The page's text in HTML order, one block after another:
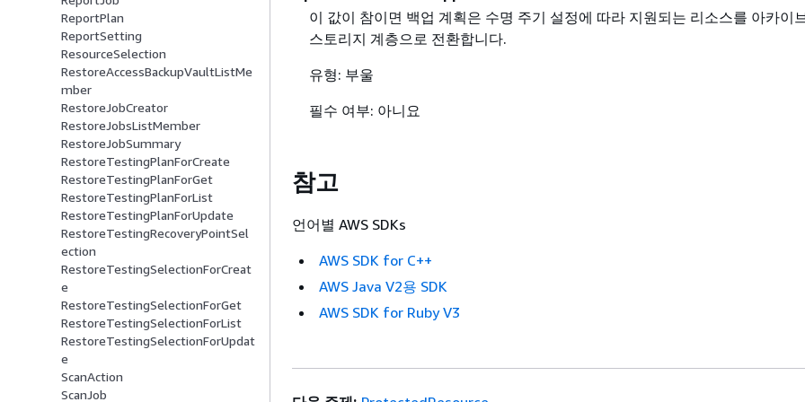
ReportPlan
ReportSetting
ResourceSelection
RestoreAccessBackupVaultListMe
mber
RestoreJobCreator
RestoreJobsListMember
RestoreJobSummary
RestoreTestingPlanForCreate
RestoreTestingPlanForGet
RestoreTestingPlanForList
RestoreTestingPlanForUpdate
RestoreTestingRecoveryPointSel
ection
RestoreTestingSelectionForCreat
e
RestoreTestingSelectionForGet
RestoreTestingSelectionForList
RestoreTestingSelectionForUpdat
e
ScanAction
ScanJob
이 값이 참이면 백업 계획은 수명 주기 설정에 따라 지원되는 리소스를 아카이
스토리지 계층으로 전환합니다.
유형: 부울
필수 여부: 아니요
참고
언어별 AWS SDKs
AWS SDK for C++
AWS Java V2용 SDK
AWS SDK for Ruby V3